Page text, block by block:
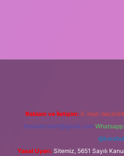
Reklam ve İletişim: E-mail:
forumhizmeti@gmail.com
@karabul
Yasal Uyarı: Sitemiz, 5651 Sayılı